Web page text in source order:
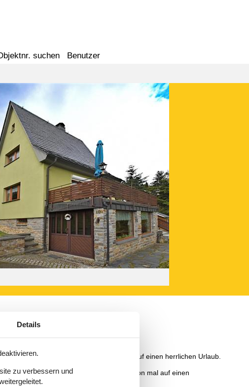
suchen Benutzer
für Ihr Haustier und freuen Sie sich auf einen herrlichen Urlaub.
zu buchen. Sie können sich ruhig schon mal auf einen
Details
zu verbessern und